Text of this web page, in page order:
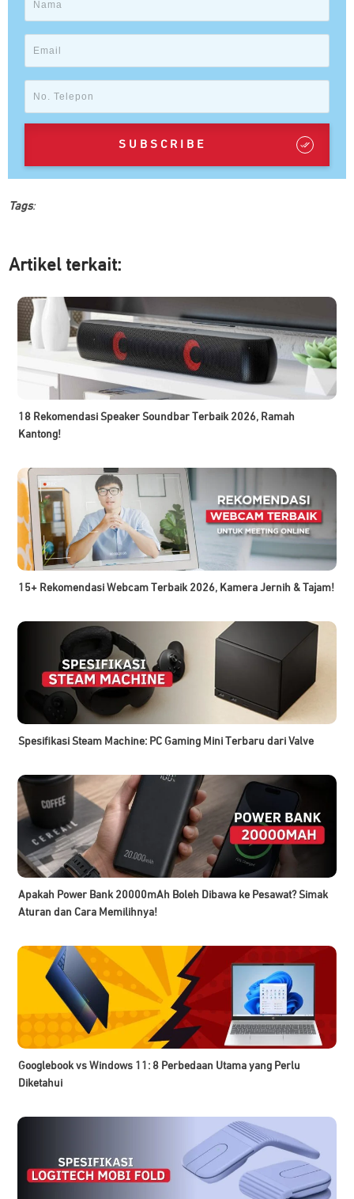
SUBSCRIBE
Tags:
Artikel terkait:
18 Rekomendasi Speaker Soundbar Terbaik 2026, Ramah
Kantong!
15+ Rekomendasi Webcam Terbaik 2026, Kamera Jernih & Tajam!
Spesifikasi Steam Machine: PC Gaming Mini Terbaru dari Valve
Apakah Power Bank 20000mAh Boleh Dibawa ke Pesawat? Simak
Aturan dan Cara Memilihnya!
Googlebook vs Windows 11: 8 Perbedaan Utama yang Perlu
Diketahui